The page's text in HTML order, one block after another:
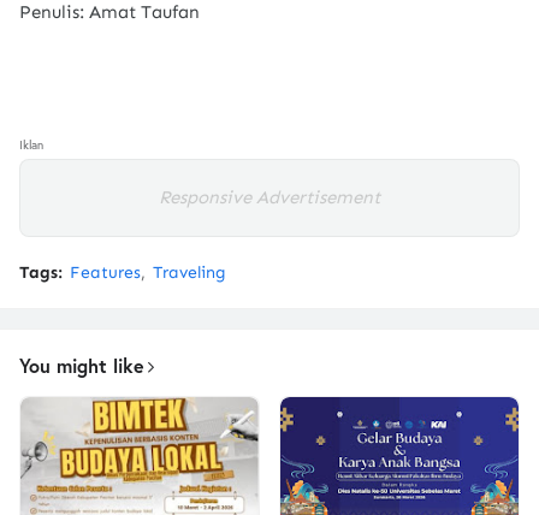
Penulis: Amat Taufan
Iklan
Responsive Advertisement
Tags: Features Traveling
You might like